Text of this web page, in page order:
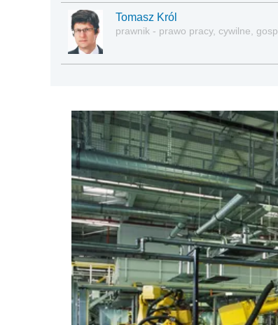
Tomasz Król
prawnik - prawo pracy, cywilne,